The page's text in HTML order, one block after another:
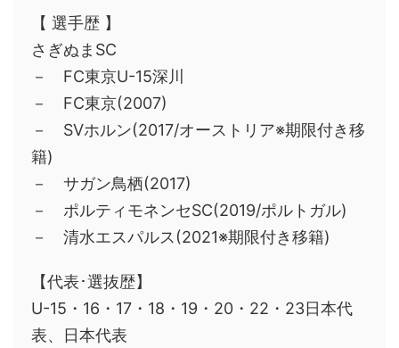
【 選手歴 】
さぎぬまSC
－ FC東京U-15深川
－ FC東京(2007)
－ SVホルン(2017/オーストリア※期限付き移
籍)
－ サガン鳥栖(2017)
－ ポルティモネンセSC(2019/ポルトガル)
－ 清水エスパルス(2021※期限付き移籍)
【代表･選抜歴】
U-15・16・17・18・19・20・22・23日本代
表、日本代表